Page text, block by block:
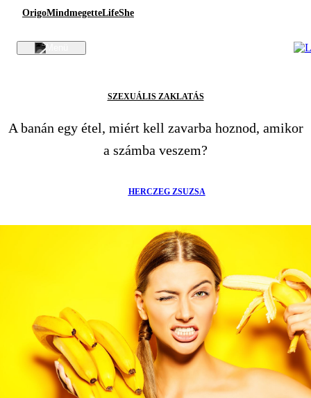
OrigoMindmegetteLifeShe
SZEXUÁLIS ZAKLATÁS
A banán egy étel, miért kell zavarba hoznod, amikor
a számba veszem?
HERCZEG ZSUZSA